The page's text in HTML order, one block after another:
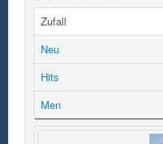
Zufall
Neu
Hits
Men